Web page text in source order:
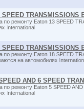
SPEED TRANSMISSIONS
по ремонту Eaton 13 SPEED
International
SPEED TRANSMISSIONS
по ремонту Eaton 18 SPEED
на автомобилях
AND 6 SPEED
по ремонту Eaton 5 SPEED
International